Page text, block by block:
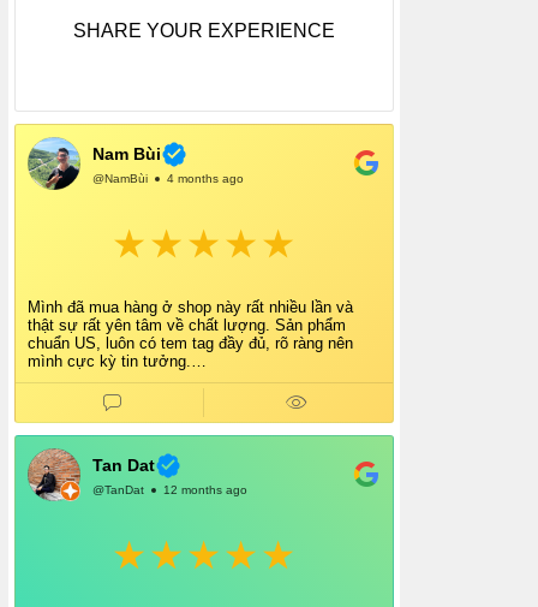
SHARE YOUR EXPERIENCE
Nam Bùi
@NamBùi 4 months ago
Mình đã mua hàng ở shop này rất nhiều lần và
thật sự rất yên tâm về chất lượng. Sản phẩm
chuẩn US, luôn có tem tag đầy đủ, rõ ràng nên
mình cực kỳ tin tưởng.
Shop tư vấn nhiệt tình, giao hàng nhanh, đóng gói
cẩn thận. Mỗi lần mua đều cảm thấy hài lòng.
Chắc chắn mình sẽ tiếp tục ủng hộ shop lâu dài
và giới thiệu thêm cho bạn bè 👍
Tan Dat
@TanDat 12 months ago